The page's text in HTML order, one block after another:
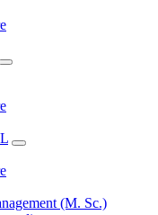
(M. Sc.)